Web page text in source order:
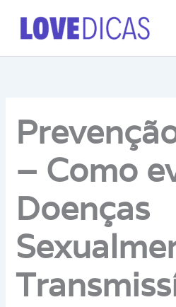
para
– Como
Doenças